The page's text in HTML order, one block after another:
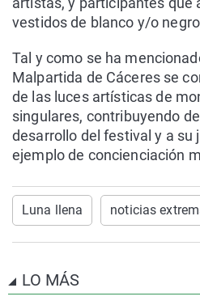
vestidos de blanco y/o
Tal y como se ha
Malpartida de Cáceres se
de las luces artísticas de
singulares, contribuyendo
desarrollo del festival y a su
ejemplo de concienciación
Luna llena noticias
LO MÁS